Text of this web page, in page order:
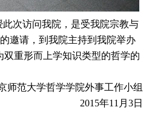
次访问我院，是受我院宗教与
邀请，到我院主持到我院举办
双重形而上学知识类型的哲学的
学哲学学院外事工作小组
2015年11月3日